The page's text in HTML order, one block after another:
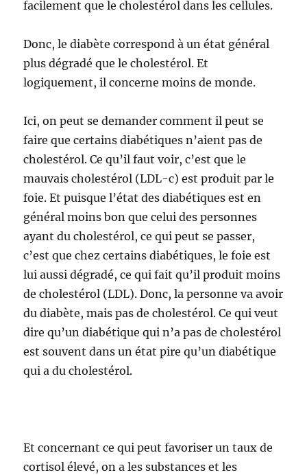
facilement que le cholestérol dans les cellules.
Donc, le diabète correspond à un état général
plus dégradé que le cholestérol. Et
logiquement, il concerne moins de monde.
Ici, on peut se demander comment il peut se
faire que certains diabétiques n’aient pas de
cholestérol. Ce qu’il faut voir, c’est que le
mauvais cholestérol (LDL-c) est produit par le
foie. Et puisque l’état des diabétiques est en
général moins bon que celui des personnes
ayant du cholestérol, ce qui peut se passer,
c’est que chez certains diabétiques, le foie est
lui aussi dégradé, ce qui fait qu’il produit moins
de cholestérol (LDL). Donc, la personne va avoir
du diabète, mais pas de cholestérol. Ce qui veut
dire qu’un diabétique qui n’a pas de cholestérol
est souvent dans un état pire qu’un diabétique
qui a du cholestérol.
Et concernant ce qui peut favoriser un taux de
cortisol élevé, on a les substances et les